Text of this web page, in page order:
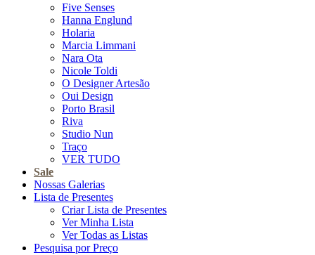
Five Senses
Hanna Englund
Holaria
Marcia Limmani
Nara Ota
Nicole Toldi
O Designer Artesão
Oui Design
Porto Brasil
Riva
Studio Nun
Traço
VER TUDO
Sale
Nossas Galerias
Lista de Presentes
Criar Lista de Presentes
Ver Minha Lista
Ver Todas as Listas
Pesquisa por Preço